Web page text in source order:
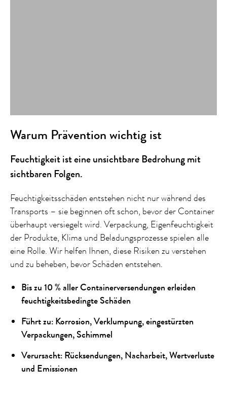
Warum Prävention wichtig ist
Feuchtigkeit ist eine unsichtbare Bedrohung mit
sichtbaren Folgen.
Feuchtigkeitsschäden entstehen nicht nur während des
Transports – sie beginnen oft schon, bevor der Container
überhaupt versiegelt wird. Verpackung, Eigenfeuchtigkeit
der Produkte, Klima und Beladungsprozesse spielen alle
eine Rolle. Wir helfen Ihnen, diese Risiken zu verstehen
und zu beheben, bevor Schäden entstehen.
Bis zu 10 % aller Containerversendungen erleiden
feuchtigkeitsbedingte Schäden
Führt zu: Korrosion, Verklumpung, eingestürzten
Verpackungen, Schimmel
Verursacht: Rücksendungen, Nacharbeit, Wertverluste
und Emissionen